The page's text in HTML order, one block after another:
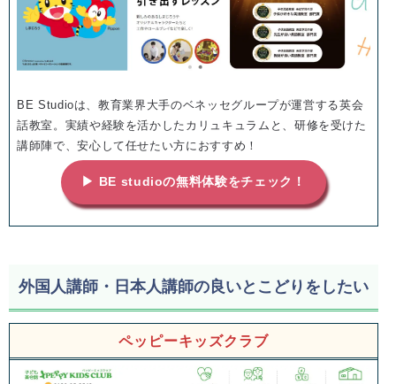
BE Studioは、教育業界大手のベネッセグループが運営する英会
話教室。実績や経験を活かしたカリュキュラムと、研修を受けた
講師陣で、安心して任せたい方におすすめ！
▶ BE studioの無料体験をチェック！
外国人講師・日本人講師の良いとこどりをしたい
ペッピーキッズクラブ